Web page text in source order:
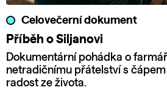
Celovečerní dokument
Příběh o Siljanovi
Dokumentární pohádka o
netradičnímu přátelství s
radost ze života.